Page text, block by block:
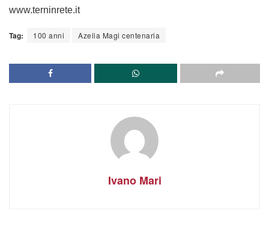
www.terninrete.it
Tag: 100 anni Azelia Magi centenaria
Ivano Mari